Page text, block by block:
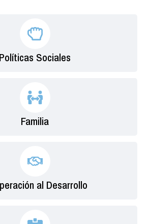
Políticas Sociales
Familia
al Desarrollo